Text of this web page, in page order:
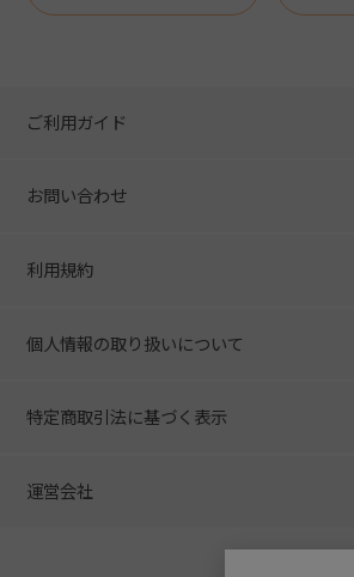
ご利用ガイド
お問い合わせ
利用規約
個人情報の取り扱いについて
特定商取引法に基づく表示
運営会社